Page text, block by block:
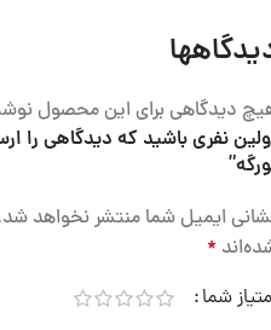
دیدگاهی برای این محصول
نفری باشید که دیدگاهی را
ایمیل شما منتشر نخواهد
*
شما